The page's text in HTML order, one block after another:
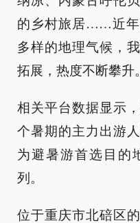
的乡村旅居……近年
多样的地理气候，
拓展，热度不断攀升。
相关平台数据显示
个暑期的主力出游
为避暑游首选目的
列。
位于重庆市北碚区